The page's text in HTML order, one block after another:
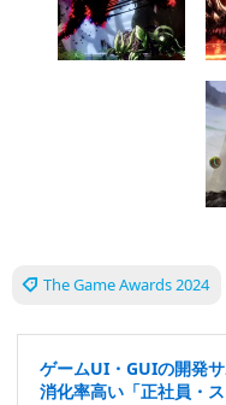
The Game Awards 2024
ゲームUI・GUIの開発
消化率高い「正社員・ス